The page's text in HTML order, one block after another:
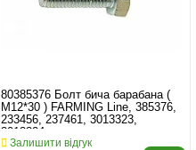
80385376 Бoлт бича барабана (
M12*30 ) FARMING Line, 385376,
233456, 237461, 3013323,
3013324
Залишити відгук